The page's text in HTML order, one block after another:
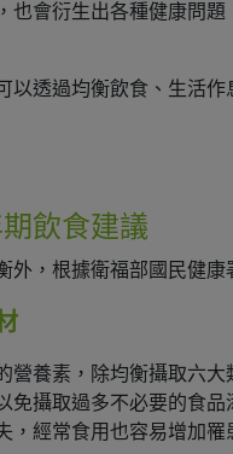
也會衍生出各種健康問題
以透過均衡飲食、生活
飲食建議
外，根據衛福部國民健
營養素，除均衡攝取六大
免攝取過多不必要的食
，經常食用也容易增加罹